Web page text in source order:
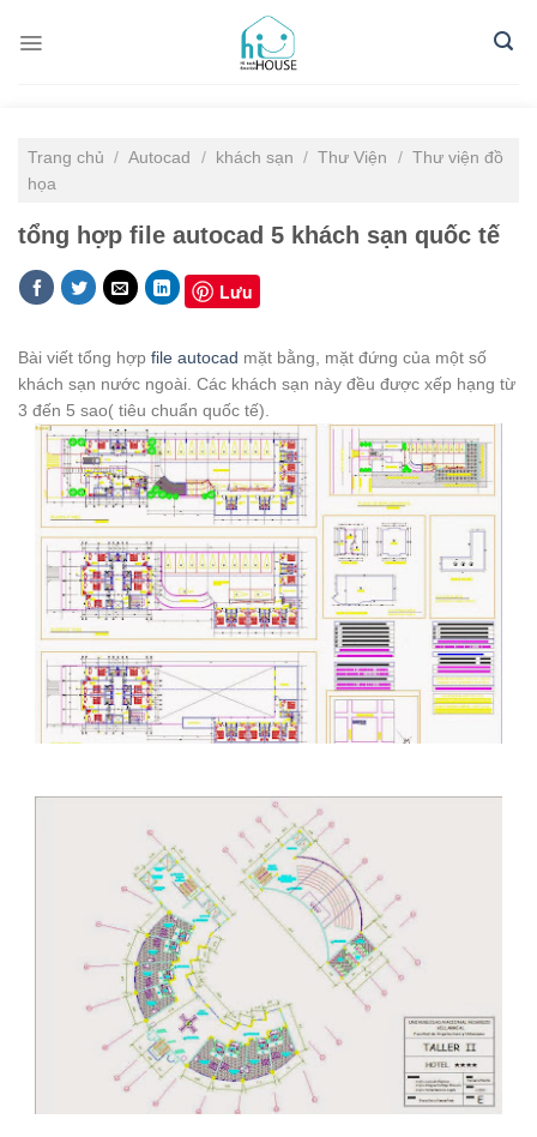
Trang chủ / Autocad / khách sạn / Thư Viện / Thư viện đồ
họa
tổng hợp file autocad 5 khách sạn quốc tế
Lưu
Bài viết tổng hợp file autocad mặt bằng, mặt đứng của một số
khách sạn nước ngoài. Các khách sạn này đều được xếp hạng từ
3 đến 5 sao( tiêu chuẩn quốc tế).